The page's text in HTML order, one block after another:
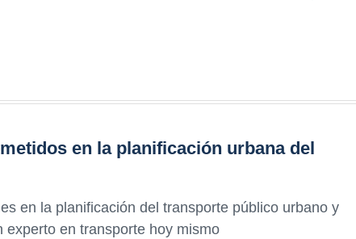
en la planificación urbana del
en la planificación del transporte público urbano y
en transporte hoy mismo